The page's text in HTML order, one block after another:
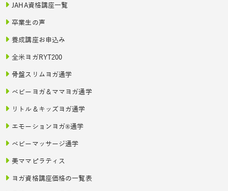
JAHA資格講座一覧
卒業生の声
養成講座お申込み
全米ヨガRYT200
骨盤スリムヨガ通学
ベビーヨガ＆ママヨガ通学
リトル＆キッズヨガ通学
エモーションヨガ®通学
ベビーマッサージ通学
美ママピラティス
ヨガ資格講座価格の一覧表